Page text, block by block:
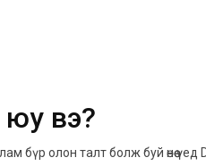
юу вэ?
бүр олон талт болж буй өнөө